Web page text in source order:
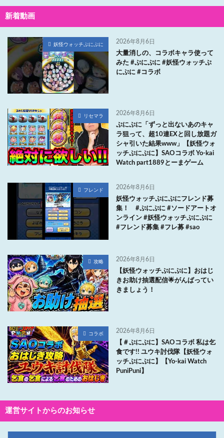
新着動画
妖怪ウォッチぷにぷに 2026年8月6日
大量消しの、コラボキャラ使って
みた #ぷにぷに #妖怪ウォッチぷ
にぷに #コラボ
リセマラ 2026年8月6日
ぷにぷに「ずっと出ないあのキャ
ラ狙って、超10連EXと回し放題ガ
シャ引いた結果www」【妖怪ウォ
ッチぷにぷに】SAOコラボ Yo-kai
Watch part1889とーまゲーム
フレンド 2026年8月6日
妖怪ウォッチぷにぷにフレンド募
集！ #ぷにぷに #ソードアートオ
ンライン #妖怪ウォッチぷにぷに
#フレンド募集 #フレ募 #sao
攻略 2026年8月6日
【妖怪ウォッチぷにぷに】おはじ
きお助け抽選配信🌟がんばってい
きましょう！
コラボ 2026年8月6日
【＃ぷにぷに】SAOコラボ 私は乞
食です!! ユウキ討伐隊【妖怪ウォ
ッチぷにぷに】【Yo-kai Watch
PuniPuni】
運営サイトからのお知らせ